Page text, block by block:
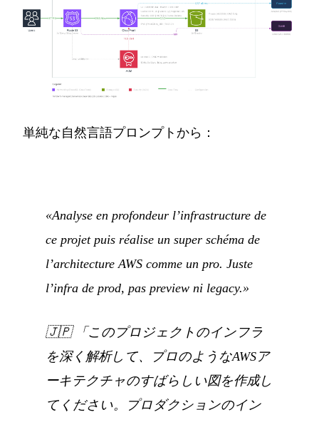
単純な自然言語プロンプトから：
«Analyse en profondeur l’infrastructure de
ce projet puis réalise un super schéma de
l’architecture AWS comme un pro. Juste
l’infra de prod, pas preview ni legacy.»
🇯🇵 「このプロジェクトのインフラ
を深く解析して、プロのようなAWSア
ーキテクチャのすばらしい図を作成し
てください。プロダクションのイン